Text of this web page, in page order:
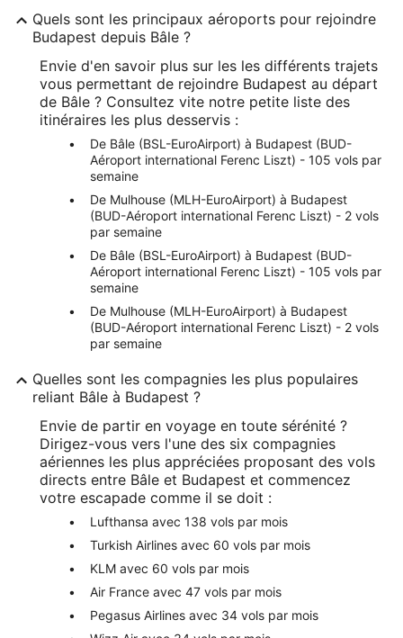
Quels sont les principaux aéroports pour rejoindre
Budapest depuis Bâle ?
Envie d'en savoir plus sur les les différents trajets
vous permettant de rejoindre Budapest au départ
de Bâle ? Consultez vite notre petite liste des
itinéraires les plus desservis :
De Bâle (BSL-EuroAirport) à Budapest (BUD-
Aéroport international Ferenc Liszt) - 105 vols par
semaine
De Mulhouse (MLH-EuroAirport) à Budapest
(BUD-Aéroport international Ferenc Liszt) - 2 vols
par semaine
De Bâle (BSL-EuroAirport) à Budapest (BUD-
Aéroport international Ferenc Liszt) - 105 vols par
semaine
De Mulhouse (MLH-EuroAirport) à Budapest
(BUD-Aéroport international Ferenc Liszt) - 2 vols
par semaine
Quelles sont les compagnies les plus populaires
reliant Bâle à Budapest ?
Envie de partir en voyage en toute sérénité ?
Dirigez-vous vers l'une des six compagnies
aériennes les plus appréciées proposant des vols
directs entre Bâle et Budapest et commencez
votre escapade comme il se doit :
Lufthansa avec 138 vols par mois
Turkish Airlines avec 60 vols par mois
KLM avec 60 vols par mois
Air France avec 47 vols par mois
Pegasus Airlines avec 34 vols par mois